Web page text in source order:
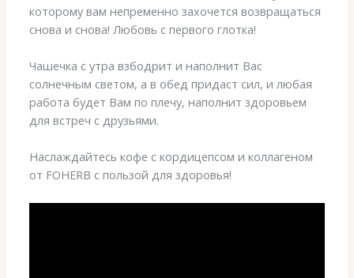
которому вам непременно захочется возвращаться
снова и снова! Любовь с первого глотка!
Чашечка с утра взбодрит и наполнит Вас
солнечным светом, а в обед придаст сил, и любая
работа будет Вам по плечу, наполнит здоровьем
для встреч с друзьями.
Наслаждайтесь кофе с кордицепсом и коллагеном
от FOHERB с пользой для здоровья!